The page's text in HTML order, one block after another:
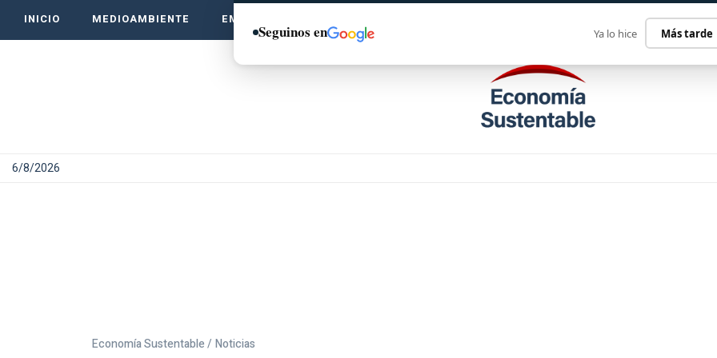
INICIO MEDIOAMBIENTE EMPRENDE VERDE
6/8/2026
Economía Sustentable / Noticias
Seguinos en Ya lo hice Más tarde